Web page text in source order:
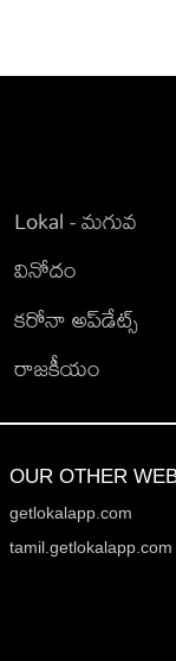
Lokal - మగువ
వినోదం
కరోనా అప్‌డేట్స్
రాజకీయం
OUR OTHER
getlokalapp.com
tamil.getlokalapp.com